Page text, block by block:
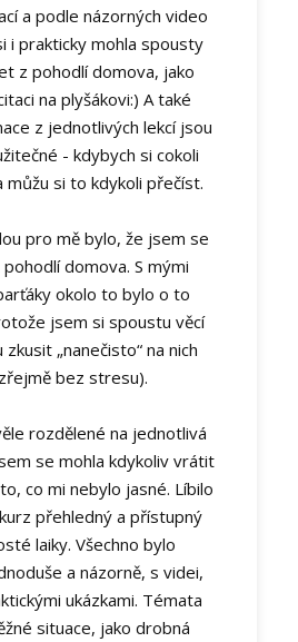
a podle názorných video
i prakticky mohla spousty
z pohodlí domova, jako
na plyšákovi:) A také
z jednotlivých lekcí jsou
- kdybych si cokoli
můžu si to kdykoli přečíst.
pro mě bylo, že jsem se
domova. S mými
okolo to bylo o to
jsem si spoustu věcí
„nanečisto“ na nich
bez stresu).
rozdělené na jednotlivá
se mohla kdykoliv vrátit
co mi nebylo jasné. Líbilo
přehledný a přístupný
laiky. Všechno bylo
a názorně, s videi,
ukázkami. Témata
situace, jako drobná